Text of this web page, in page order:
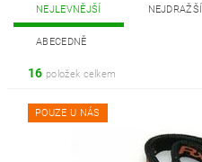
NEJLEVNĚJŠÍ NEJDRAŽŠÍ
ABECEDNĚ
16 položek celkem
POUZE U NÁS